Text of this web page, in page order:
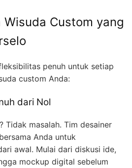
Wisuda Custom yang
penuh untuk setiap
custom Anda:
dari Nol
Tidak masalah. Tim desainer
Anda untuk
awal. Mulai dari diskusi ide,
mockup digital sebelum